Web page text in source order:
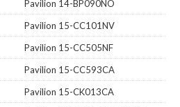
Pavilion 14-BP090NO
Pavilion 15-CC101NV
Pavilion 15-CC505NF
Pavilion 15-CC593CA
Pavilion 15-CK013CA